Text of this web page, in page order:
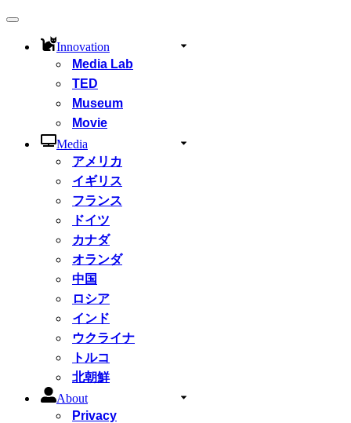
ナ
Innovation
Media Lab
TED
Museum
Movie
Media
アメリカ
イギリス
フランス
ドイツ
カナダ
オランダ
中国
ロシア
インド
ウクライナ
トルコ
北朝鮮
About
Privacy